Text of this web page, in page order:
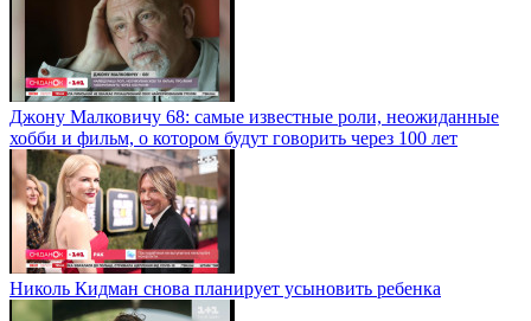
Джону Малковичу 68: самые известные роли, неожиданные
хобби и фильм, о котором будут говорить через 100 лет
Николь Кидман снова планирует усыновить ребенка